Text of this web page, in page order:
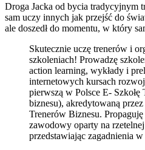
Droga Jacka od bycia tradycyjnym
sam uczy innych jak przejść do
ale doszedł do momentu, w który
Skutecznie uczę trenerów i
szkoleniach! Prowadzę
action learning, wykłady i
internetowych kursach
pierwszą w Polsce E-
biznesu), akredytowaną
Trenerów Biznesu.
zawodowy oparty na
przedstawiając zagadnienia